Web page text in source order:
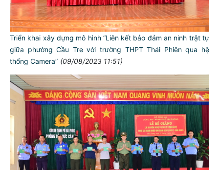
Triển khai xây dựng mô hình “Liên kết bảo đảm an ninh trật tự
giữa phường Cầu Tre với trường THPT Thái Phiên qua hệ
thống Camera” (09/08/2023 11:51)